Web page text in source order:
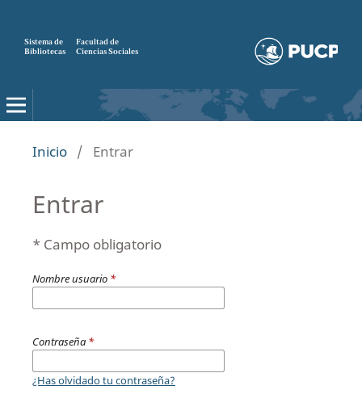
Sistema de
Bibliotecas
Facultad de
Ciencias Sociales
Inicio / Entrar
Entrar
* Campo obligatorio
Nombre usuario *
Contraseña *
¿Has olvidado tu contraseña?